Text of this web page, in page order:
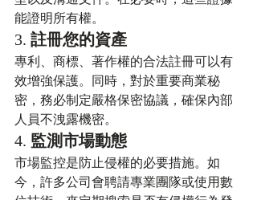
能證明所有權。
3. 註冊您的資產
專利、商標、著作權的合法註冊可以有
效增強保護。同時，對於重要商業秘
密，務必制定嚴格保密協議，確保內部
人員不洩露機密。
4. 監測市場動態
市場監控是防止侵權的必要措施。如
今，許多公司會聘請專業團隊或使用數